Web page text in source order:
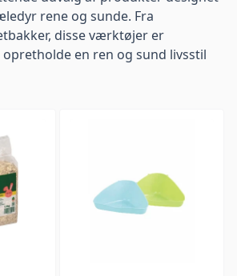
rene og sunde. Fra
disse værktøjer er
en ren og sund livsstil